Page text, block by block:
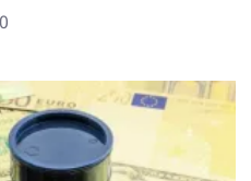
0